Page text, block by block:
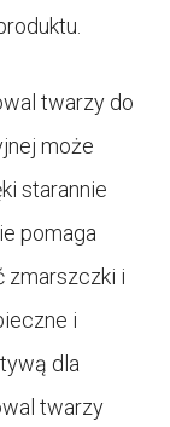
twarzy do
może
starannie
pomaga
zmarszczki i
i
dla
twarzy